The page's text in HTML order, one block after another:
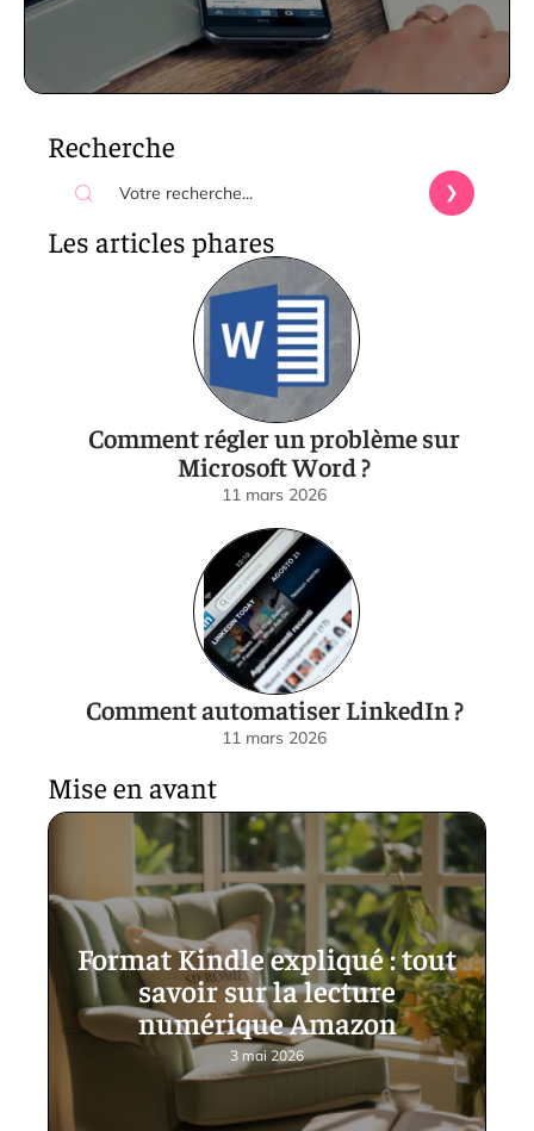
Recherche
Les articles phares
Comment régler un problème sur
Microsoft Word ?
11 mars 2026
Comment automatiser LinkedIn ?
11 mars 2026
Mise en avant
Format Kindle expliqué : tout
savoir sur la lecture
numérique Amazon
3 mai 2026